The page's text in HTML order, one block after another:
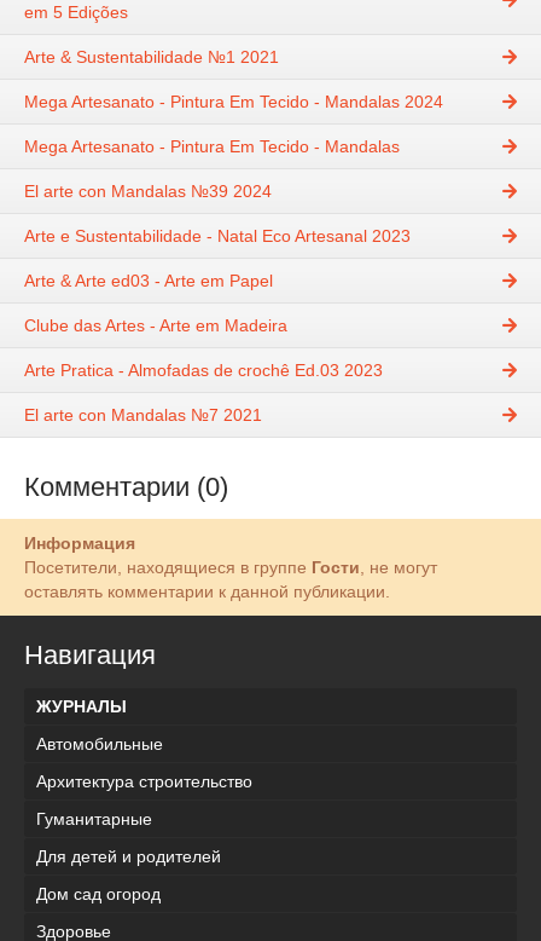
em 5 Edições
Arte & Sustentabilidade №1 2021
Mega Artesanato - Pintura Em Tecido - Mandalas 2024
Mega Artesanato - Pintura Em Tecido - Mandalas
El arte con Mandalas №39 2024
Arte e Sustentabilidade - Natal Eco Artesanal 2023
Arte & Arte ed03 - Arte em Papel
Clube das Artes - Arte em Madeira
Arte Pratica - Almofadas de crochê Ed.03 2023
El arte con Mandalas №7 2021
Комментарии (0)
Информация
Посетители, находящиеся в группе Гости, не могут
оставлять комментарии к данной публикации.
Навигация
ЖУРНАЛЫ
Автомобильные
Архитектура строительство
Гуманитарные
Для детей и родителей
Дом сад огород
Здоровье